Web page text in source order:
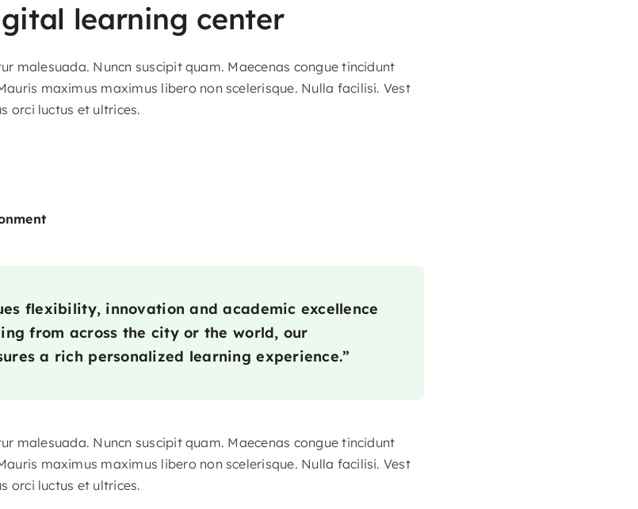
learning center
malesuada. Nuncn suscipit quam. Maecenas congue tincidunt
maximus maximus libero non scelerisque. Nulla facilisi. Vest
orci luctus et ultrices.
flexibility, innovation and academic excellence
from across the city or the world, our
a rich personalized learning experience.”
malesuada. Nuncn suscipit quam. Maecenas congue tincidunt
maximus maximus libero non scelerisque. Nulla facilisi. Vest
orci luctus et ultrices.